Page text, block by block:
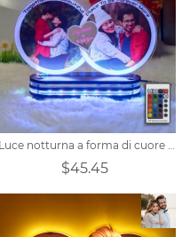
Luce notturna a forma di cuore per foto di coppia personalizzata
$45.45